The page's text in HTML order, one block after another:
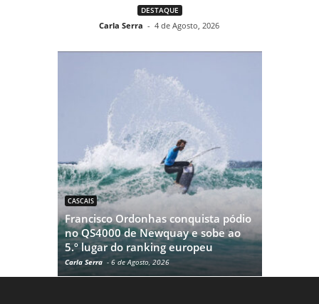
DESTAQUE
Carla Serra - 4 de Agosto, 2026
CASCAIS
Francisco Ordonhas conquista pódio
no QS4000 de Newquay e sobe ao
5.º lugar do ranking europeu
Carla Serra - 6 de Agosto, 2026